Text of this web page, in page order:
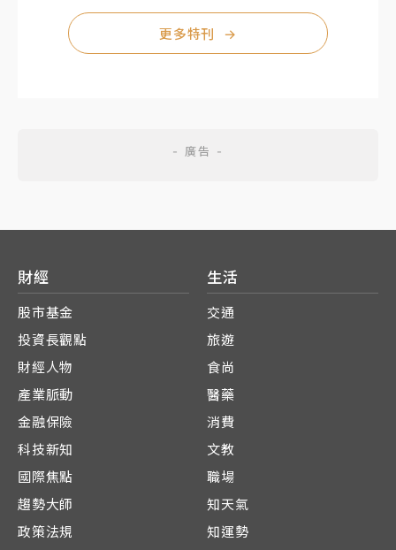
更多特刊 →
財經
股市基金
投資長觀點
財經人物
產業脈動
金融保險
科技新知
國際焦點
趨勢大師
政策法規
生活
交通
旅遊
食尚
醫藥
消費
文教
職場
知天氣
知運勢